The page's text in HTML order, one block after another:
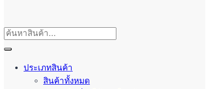
ประเภทสินค้า
สินค้าทั้งหมด